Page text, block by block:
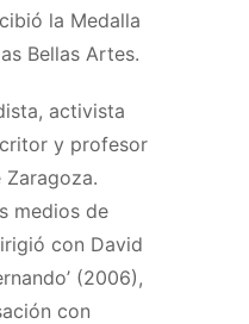
la Medalla
Bellas Artes.
activista
y profesor
medios de
con David
(2006),
con